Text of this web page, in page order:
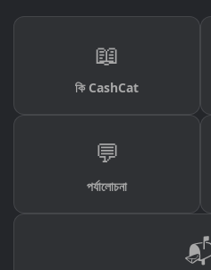
📖
কি CashCat
💬
পর্যালোচনা